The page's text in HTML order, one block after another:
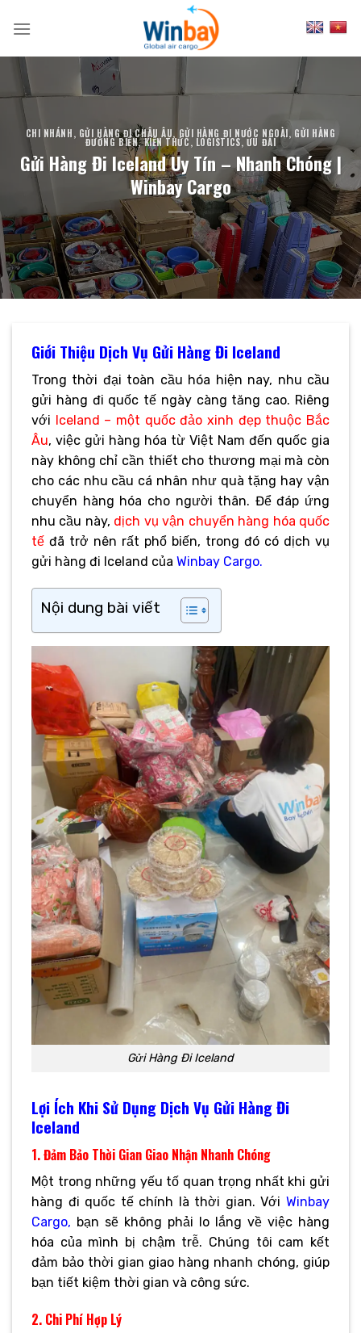
CHI NHÁNH, GỬI HÀNG ĐI CHÂU ÂU, GỬI HÀNG ĐI NƯỚC NGOÀI, GỬI HÀNG
ĐƯỜNG BIỂN,KIẾN THỨC, LOGISTICS, ƯU ĐÃI
Gửi Hàng Đi Iceland Uy Tín – Nhanh Chóng |
Winbay Cargo
Giới Thiệu Dịch Vụ Gửi Hàng Đi Iceland
Trong thời đại toàn cầu hóa hiện nay, nhu cầu
gửi hàng đi quốc tế ngày càng tăng cao. Riêng
với Iceland – một quốc đảo xinh đẹp thuộc Bắc
Âu, việc gửi hàng hóa từ Việt Nam đến quốc gia
này không chỉ cần thiết cho thương mại mà còn
cho các nhu cầu cá nhân như quà tặng hay vận
chuyển hàng hóa cho người thân. Để đáp ứng
nhu cầu này, dịch vụ vận chuyển hàng hóa quốc
tế đã trở nên rất phổ biến, trong đó có dịch vụ
gửi hàng đi Iceland của Winbay Cargo.
Nội dung bài viết
Gửi Hàng Đi Iceland
Lợi Ích Khi Sử Dụng Dịch Vụ Gửi Hàng Đi
Iceland
1. Đảm Bảo Thời Gian Giao Nhận Nhanh Chóng
Một trong những yếu tố quan trọng nhất khi gửi
hàng đi quốc tế chính là thời gian. Với Winbay
Cargo, bạn sẽ không phải lo lắng về việc hàng
hóa của mình bị chậm trễ. Chúng tôi cam kết
đảm bảo thời gian giao hàng nhanh chóng, giúp
bạn tiết kiệm thời gian và công sức.
2. Chi Phí Hợp Lý